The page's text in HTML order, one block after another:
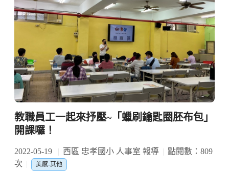
教職員工一起來抒壓~「蠟刷鑰匙圈胚布包」
開課囉！
2022-05-19 西區 忠孝國小 人事室 報導
點閱數：809
次
美感-其他